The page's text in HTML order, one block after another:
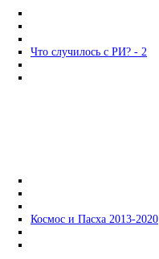
Что случилось с РИ? - 2
Космос и Пасха 2013-2020